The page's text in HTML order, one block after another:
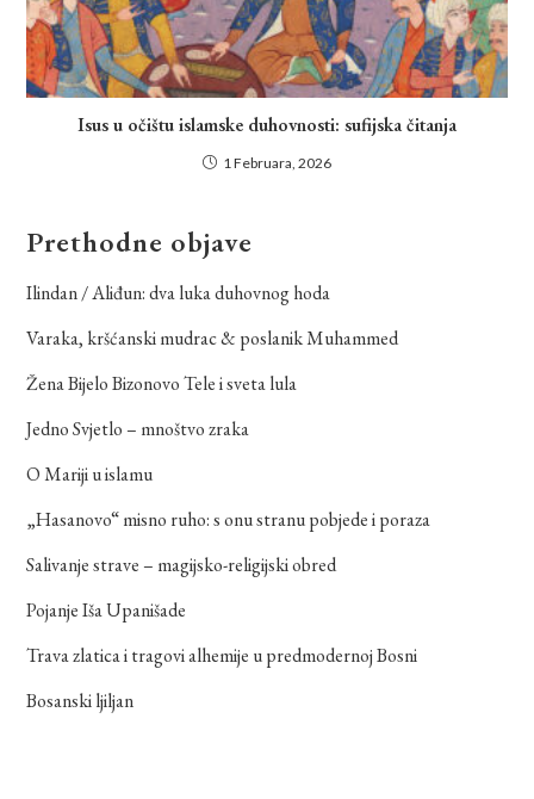
Isus u očištu islamske duhovnosti: sufijska čitanja
1 Februara, 2026
Prethodne objave
Ilindan / Aliđun: dva luka duhovnog hoda
Varaka, kršćanski mudrac & poslanik Muhammed
Žena Bijelo Bizonovo Tele i sveta lula
Jedno Svjetlo – mnoštvo zraka
O Mariji u islamu
„Hasanovo“ misno ruho: s onu stranu pobjede i poraza
Salivanje strave – magijsko-religijski obred
Pojanje Iša Upanišade
Trava zlatica i tragovi alhemije u predmodernoj Bosni
Bosanski ljiljan